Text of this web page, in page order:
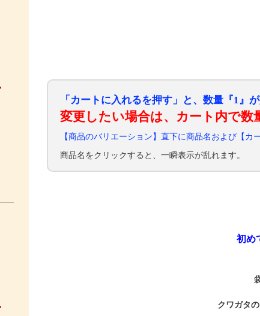
「カートに入れるを押す」と、数量『1』が
変更したい場合は、カート内で数
【商品のバリエーション】直下に商品名および【カ
商品名をクリックすると、一瞬表示が乱れます。
初め
クワガタ